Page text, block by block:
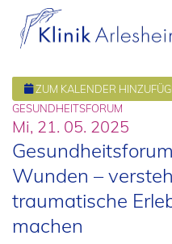
ZUM KALENDER
GESUNDHEITSFORUM
Mi, 21. 05. 2025
Wunden –
traumatische
machen